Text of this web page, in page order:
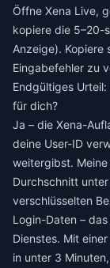
Öffne Xena Live,
kopiere die 5–20-
Anzeige). Kopiere
Eingabefehler zu
Endgültiges
für dich?
Ja – die Xena-
deine User-ID
weitergibst.
Durchschnitt
verschlüsselten
Login-Daten –
Dienstes. Mit
in unter 3